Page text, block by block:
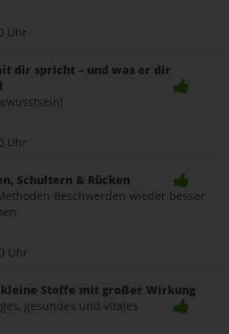
Uhr
dir spricht – und was er dir
Uhr
Schultern & Rücken
Beschwerden wieder besser
Uhr
Stoffe mit großer Wirkung
gesundes und vitales